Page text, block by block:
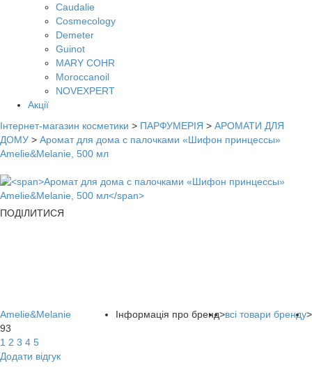
Caudalie
Cosmecology
Demeter
Guinot
MARY COHR
Moroccanoil
NOVEXPERT
Акції
Інтернет-магазин косметики > ПАРФУМЕРІЯ > АРОМАТИ ДЛЯ
ДОМУ > Аромат для дома с палочками «Шифон принцессы»
Amelie&Melanie, 500 мл
ПОДІЛИТИСЯ
Інформація про бренд>всі товари бренду>
Amelie&Melanie
93
1 2 3 4 5
Додати відгук